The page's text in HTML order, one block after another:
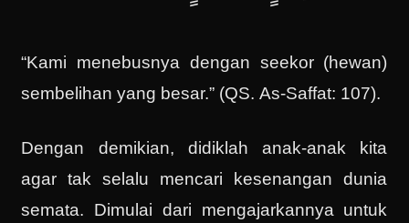
“Kami menebusnya dengan seekor (hewan)
sembelihan yang besar.” (QS. As-Saffat: 107).
Dengan demikian, didiklah anak-anak kita
agar tak selalu mencari kesenangan dunia
semata. Dimulai dari mengajarkannya untuk